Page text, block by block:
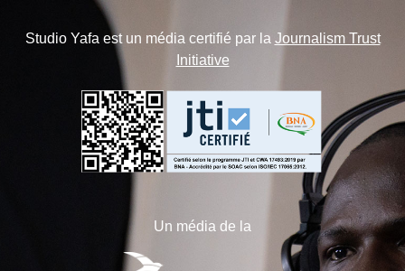
Studio Yafa est un média certifié par la Journalism Trust
Initiative
Un média de la